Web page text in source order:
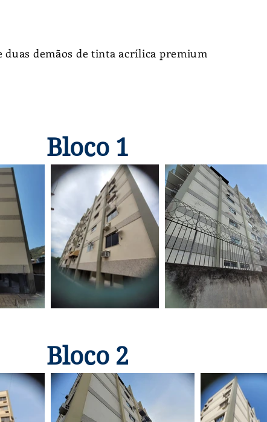
duas demãos de tinta acrílica premium
Bloco 1
Bloco 2